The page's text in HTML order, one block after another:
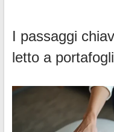
I passaggi
letto a